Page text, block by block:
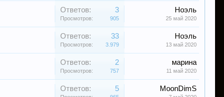
Ответов: 3
Просмотров: 905
Ноэль
25 май 2020
Ответов: 33
Просмотров: 3.979
Ноэль
13 май 2020
Ответов: 2
Просмотров: 757
марина
11 май 2020
Ответов: 5 MoonDimS